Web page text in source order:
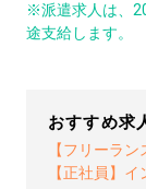
※派遣求人は、
途支給します。
おすすめ求
【フリーラ
【正社員】